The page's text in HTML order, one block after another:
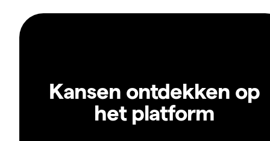
Kansen ontdekken op
het platform